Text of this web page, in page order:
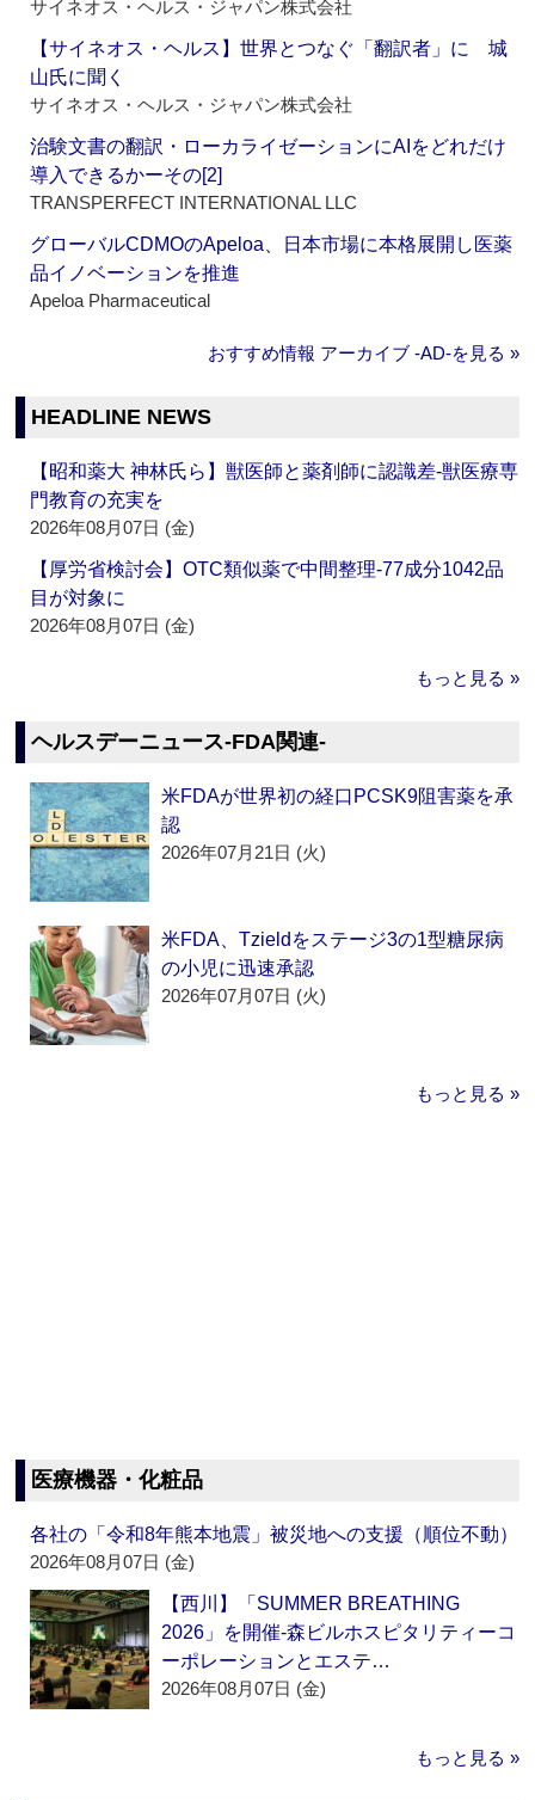
サイネオス・ヘルス・ジャパン株式会社
【サイネオス・ヘルス】世界とつなぐ「翻訳者」に 城
山氏に聞く
サイネオス・ヘルス・ジャパン株式会社
治験文書の翻訳・ローカライゼーションにAIをどれだけ
導入できるかーその[2]
TRANSPERFECT INTERNATIONAL LLC
グローバルCDMOのApeloa、日本市場に本格展開し医薬
品イノベーションを推進
Apeloa Pharmaceutical
おすすめ情報 アーカイブ ‐AD‐を見る »
HEADLINE NEWS
【昭和薬大 神林氏ら】獣医師と薬剤師に認識差‐獣医療専
門教育の充実を
2026年08月07日 (金)
【厚労省検討会】OTC類似薬で中間整理‐77成分1042品
目が対象に
2026年08月07日 (金)
もっと見る »
ヘルスデーニュース‐FDA関連‐
米FDAが世界初の経口PCSK9阻害薬を承
認
2026年07月21日 (火)
米FDA、Tzieldをステージ3の1型糖尿病
の小児に迅速承認
2026年07月07日 (火)
もっと見る »
医療機器・化粧品
各社の「令和8年熊本地震」被災地への支援（順位不動）
2026年08月07日 (金)
【西川】「SUMMER BREATHING
2026」を開催‐森ビルホスピタリティーコ
ーポレーションとエステ…
2026年08月07日 (金)
もっと見る »